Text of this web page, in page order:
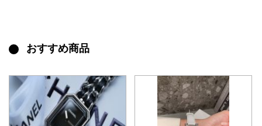
おすすめ商品